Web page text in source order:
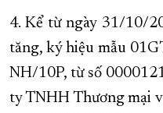
4. Kể từ ngày 31/10/
tăng, ký hiệu mẫu
NH/10P, từ số
ty TNHH Thương mại